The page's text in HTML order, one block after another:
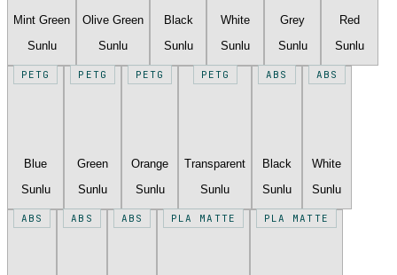
Mint Green
Sunlu
Olive Green
Sunlu
Black
Sunlu
White
Sunlu
Grey
Sunlu
Red
Sunlu
PETG
Blue
Sunlu
PETG
Green
Sunlu
PETG
Orange
Sunlu
PETG
Transparent
Sunlu
ABS
Black
Sunlu
ABS
White
Sunlu
ABS ABS ABS PLA MATTE PLA MATTE